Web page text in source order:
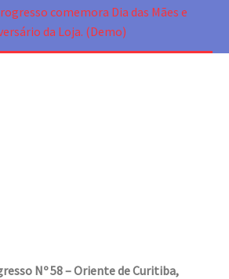
comemora Dia das Mães e
da Loja. (Demo)
Nº 58 – Oriente de Curitiba,